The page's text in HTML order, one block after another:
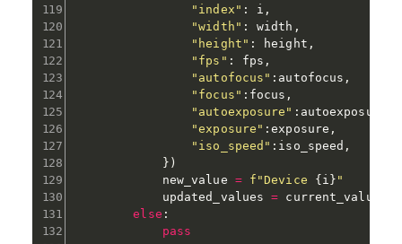
"index" : i ,
"width" : width ,
"height" : height ,
"fps" : fps ,
"autofocus" : autofocus ,
"focus" : focus ,
"autoexposure" : autoexposure
"exposure" :exposure ,
"iso_speed" : iso_speed ,
} )
            new_value
= f"Device { i } "
            updated_values
= current_values
else :
pass